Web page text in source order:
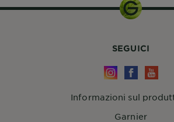
SEGUICI
Informazioni sul
Garnier